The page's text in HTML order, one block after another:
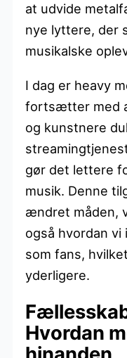
at udvide
nye lyttere, der
musikalske
I dag er heavy
fortsætter med
og kunstnere
gør det lettere
musik. Denne
ændret måden,
også hvordan vi
som fans,
yderligere.
Hvordan